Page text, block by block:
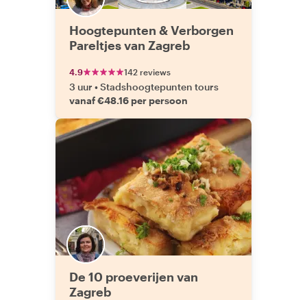
Hoogtepunten & Verborgen
Pareltjes van Zagreb
4.9 142 reviews
3 uur •Stadshoogtepunten tours
vanaf €48.16 per persoon
De 10 proeverijen van
Zagreb